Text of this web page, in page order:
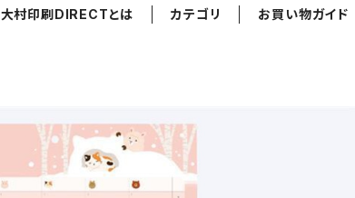
大村印刷DIRECTとは カテゴリ お買い物ガイド